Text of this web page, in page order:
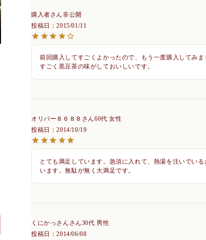
購入者
非公開
投稿日
2015/01/11
前回購入してすごくよかったので、もう一度購入してみま
すごく黒豆茶の味がしておいしいです。
オリバー８６８８ 60代 女性
投稿日
2014/10/19
とても満足しています。急須に入れて、熱湯を注いでい
います。無駄が無く大満足です。
くにかっさん 30代 男性
投稿日
2014/06/08